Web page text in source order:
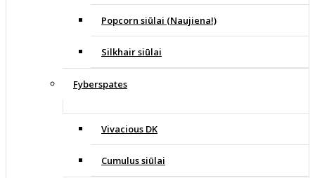
Popcorn siūlai (Naujiena!)
Silkhair siūlai
Fyberspates
Vivacious DK
Cumulus siūlai